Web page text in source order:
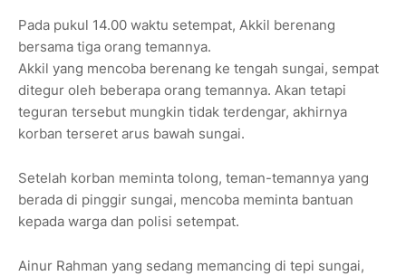
Pada pukul 14.00 waktu setempat, Akkil berenang
bersama tiga orang temannya.
Akkil yang mencoba berenang ke tengah sungai, sempat
ditegur oleh beberapa orang temannya. Akan tetapi
teguran tersebut mungkin tidak terdengar, akhirnya
korban terseret arus bawah sungai.
Setelah korban meminta tolong, teman-temannya yang
berada di pinggir sungai, mencoba meminta bantuan
kepada warga dan polisi setempat.
Ainur Rahman yang sedang memancing di tepi sungai,